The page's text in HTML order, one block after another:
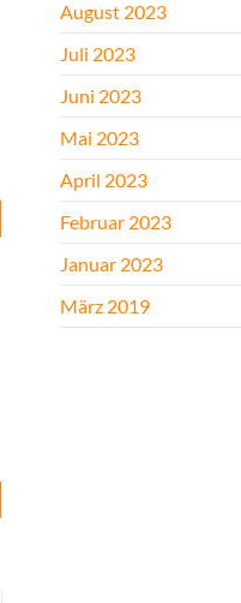
August 2023
Juli 2023
Juni 2023
Mai 2023
April 2023
Februar 2023
Januar 2023
März 2019